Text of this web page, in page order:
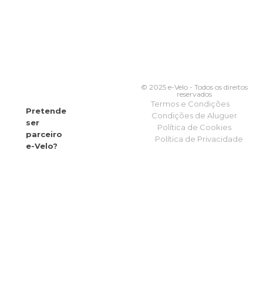
Pretende
ser
parceiro
e-Velo?
© 2025 e-Velo - Todos os direitos
reservados
Termos e Condições
Condições de Aluguer
Política de Cookies
Política de Privacidade